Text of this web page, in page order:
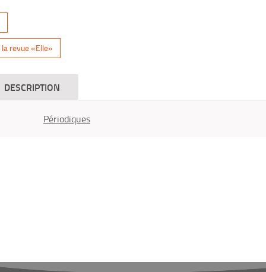
revue «Elle»
DESCRIPTION
Périodiques